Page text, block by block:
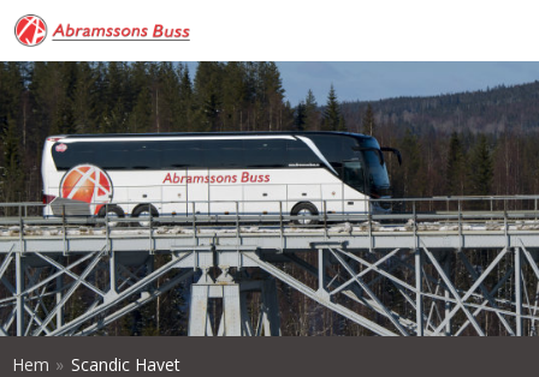
Hem » Scandic Havet